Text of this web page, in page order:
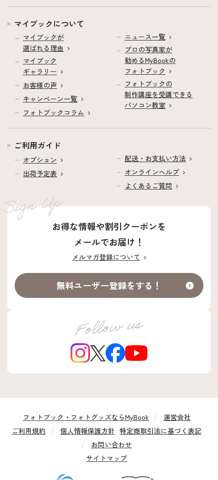
マイブックについて
マイブックが
選ばれる理由
マイブック
ギャラリー
お客様の声
キャンペーン一覧
フォトブックコラム
ニュース一覧
プロの写真家が
勧めるMyBookの
フォトブック
フォトブックの
制作講座を受講できる
パソコン教室
ご利用ガイド
オプション
出荷予定表
配送・お支払い方法
オンラインヘルプ
よくあるご質問
お得な情報や割引クーポンを
メールでお届け！
メルマガ登録について
無料ユーザー登録をする！
フォトブック・フォトグッズならMyBook
運営会社
ご利用規約
個人情報保護方針 特定商取引法に基づく表記
お問い合わせ
サイトマップ